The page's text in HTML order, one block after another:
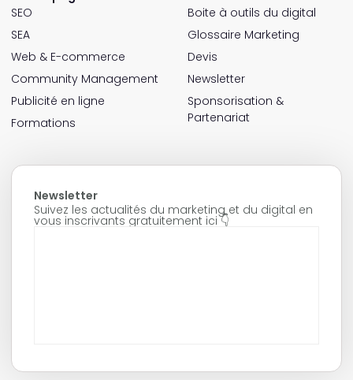
SEO
SEA
Web & E-commerce
Community Management
Publicité en ligne
Formations
Boite à outils du digital
Glossaire Marketing
Devis
Newsletter
Sponsorisation &
Partenariat
Newsletter
Suivez les actualités du marketing et du digital en
vous inscrivants gratuitement ici 👇